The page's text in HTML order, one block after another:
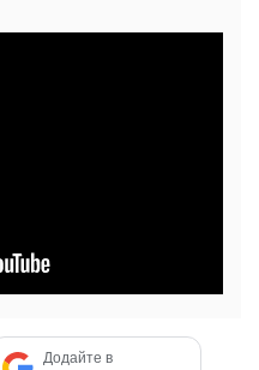
Додайте в